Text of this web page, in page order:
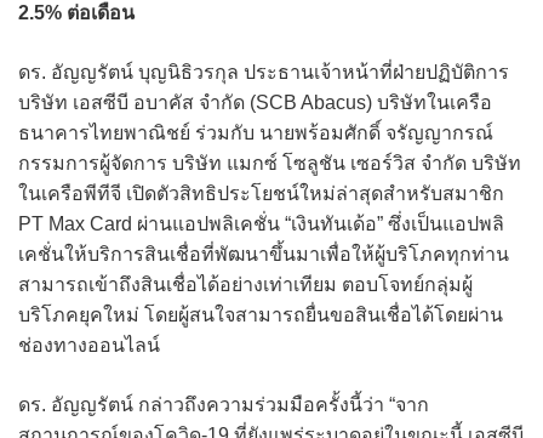
2.5% ต่อเดือน
ดร. อัญญรัตน์ บุญนิธิวรกุล ประธานเจ้าหน้าที่ฝ่ายปฏิบัติการ
บริษัท เอสซีบี อบาคัส จำกัด (SCB Abacus) บริษัทในเครือ
ธนาคารไทยพาณิชย์ ร่วมกับ นายพร้อมศักดิ์ จรัญญากรณ์
กรรมการผู้จัดการ บริษัท แมกซ์ โซลูชัน เซอร์วิส จำกัด บริษัท
ในเครือพีทีจี เปิดตัวสิทธิประโยชน์ใหม่ล่าสุดสำหรับสมาชิก
PT Max Card ผ่านแอปพลิเคชั่น “เงินทันเด้อ” ซึ่งเป็นแอปพลิ
เคชั่นให้บริการสินเชื่อที่พัฒนาขึ้นมาเพื่อให้ผู้บริโภคทุกท่าน
สามารถเข้าถึงสินเชื่อได้อย่างเท่าเทียม ตอบโจทย์กลุ่มผู้
บริโภคยุคใหม่ โดยผู้สนใจสามารถยื่นขอสินเชื่อได้โดยผ่าน
ช่องทางออนไลน์
ดร. อัญญรัตน์ กล่าวถึงความร่วมมือครั้งนี้ว่า “จาก